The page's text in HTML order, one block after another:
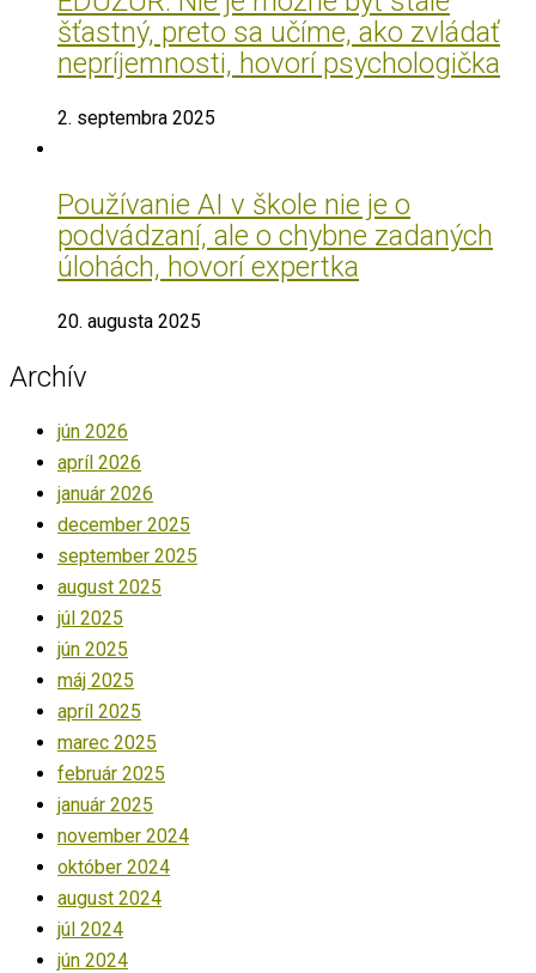
šťastný, preto sa učíme, ako zvládať
nepríjemnosti, hovorí psychologička
2. septembra 2025
Používanie AI v škole nie je o
podvádzaní, ale o chybne zadaných
úlohách, hovorí expertka
20. augusta 2025
Archív
jún 2026
apríl 2026
január 2026
december 2025
september 2025
august 2025
júl 2025
jún 2025
máj 2025
apríl 2025
marec 2025
február 2025
január 2025
november 2024
október 2024
august 2024
júl 2024
jún 2024